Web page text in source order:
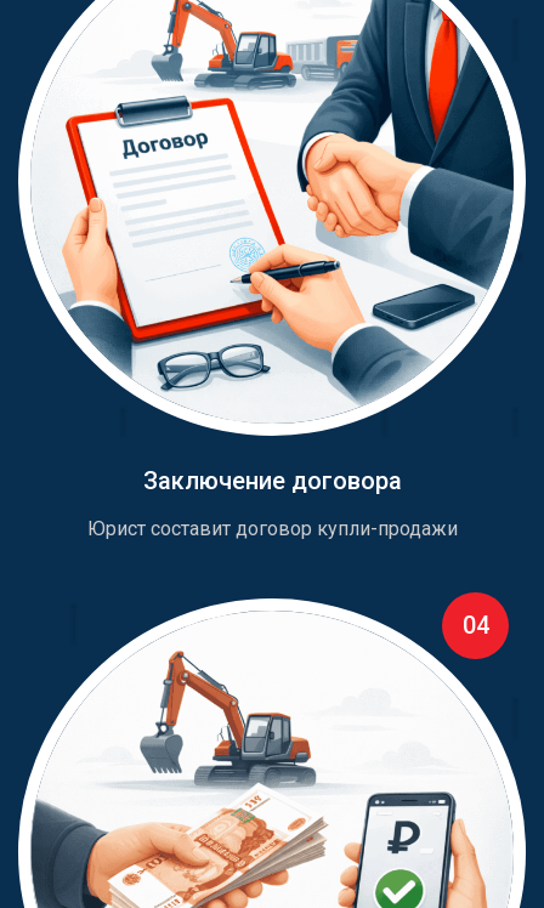
Заключение договора
Юрист составит договор купли-продажи
04